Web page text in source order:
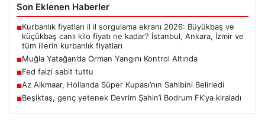
Son Eklenen Haberler
■Kurbanlık fiyatları il il sorgulama ekranı 2026: Büyükbaş ve
küçükbaş canlı kilo fiyatı ne kadar? İstanbul, Ankara, İzmir ve
tüm illerin kurbanlık fiyatları
■Muğla Yatağan’da Orman Yangını Kontrol Altında
■Fed faizi sabit tuttu
■Az Alkmaar, Hollanda Süper Kupası’nın Sahibini Belirledi
■Beşiktaş, genç yetenek Devrim Şahin’i Bodrum FK’ya kiraladı